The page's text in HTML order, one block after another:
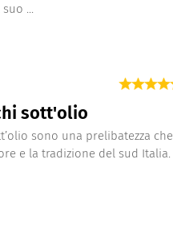
...
sott'olio
sono una prelibatezza che
e la tradizione del sud Italia.